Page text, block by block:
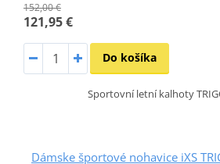
152,00 €
121,95 €
Do košíka
Sportovní letní kalhoty
Dámske športové nohavice iXS